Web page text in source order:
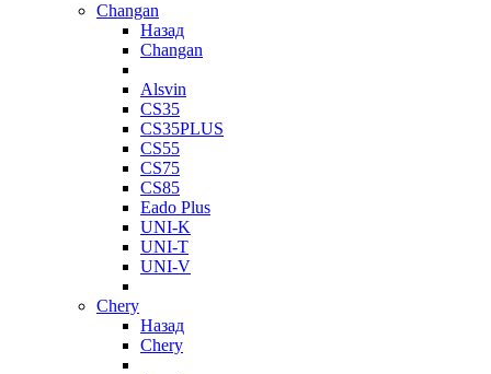
Changan
Назад
Changan
Alsvin
CS35
CS35PLUS
CS55
CS75
CS85
Eado Plus
UNI-K
UNI-T
UNI-V
Chery
Назад
Chery